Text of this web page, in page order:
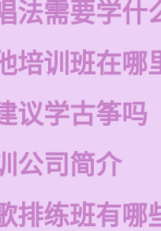
法需要学什
培训班在哪
议学古筝吗
公司简介
排练班有哪